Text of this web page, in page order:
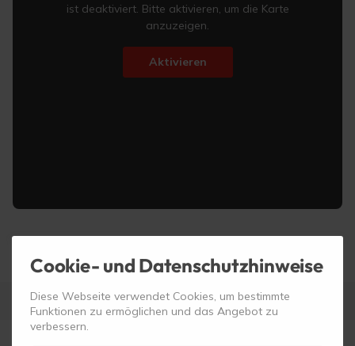
ist deaktiviert. Bitte aktivieren, um die Karte
anzuzeigen.
Aktivieren
Cookie- und Datenschutzhinweise
Diese Webseite verwendet Cookies, um bestimmte
Funktionen zu ermöglichen und das Angebot zu
verbessern.